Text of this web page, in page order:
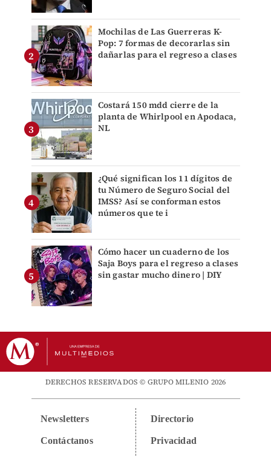
Mochilas de Las Guerreras K-
Pop: 7 formas de decorarlas sin
dañarlas para el regreso a clases
Costará 150 mdd cierre de la
planta de Whirlpool en Apodaca,
NL
¿Qué significan los 11 dígitos de
tu Número de Seguro Social del
IMSS? Así se conforman estos
números que te i
Cómo hacer un cuaderno de los
Saja Boys para el regreso a clases
sin gastar mucho dinero | DIY
DERECHOS RESERVADOS © GRUPO MILENIO 2026
Newsletters
Contáctanos
Directorio
Privacidad